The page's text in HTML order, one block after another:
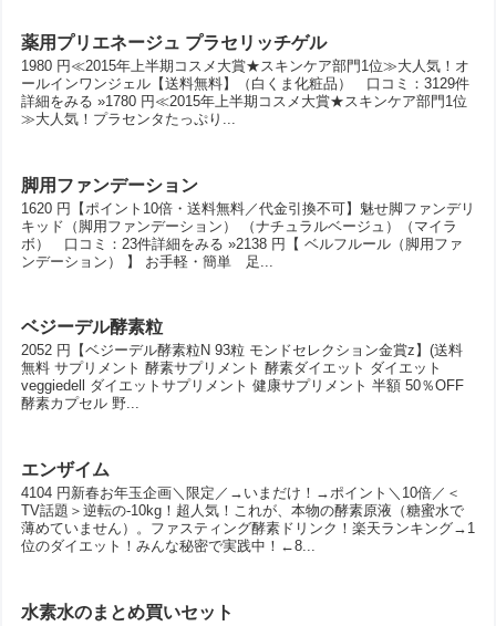
薬用プリエネージュ プラセリッチゲル
1980 円≪2015年上半期コスメ大賞★スキンケア部門1位≫大人気！オ
ールインワンジェル【送料無料】（白くま化粧品） 口コミ：3129件
詳細をみる »1780 円≪2015年上半期コスメ大賞★スキンケア部門1位
≫大人気！プラセンタたっぷり...
脚用ファンデーション
1620 円【ポイント10倍・送料無料／代金引換不可】魅せ脚ファンデリ
キッド（脚用ファンデーション） （ナチュラルベージュ）（マイラ
ボ） 口コミ：23件詳細をみる »2138 円【 ベルフルール（脚用ファ
ンデーション） 】 お手軽・簡単 足...
ベジーデル酵素粒
2052 円【ベジーデル酵素粒N 93粒 モンドセレクション金賞z】(送料
無料 サプリメント 酵素サプリメント 酵素ダイエット ダイエット
veggiedell ダイエットサプリメント 健康サプリメント 半額 50％OFF
酵素カプセル 野...
エンザイム
4104 円新春お年玉企画＼限定／→いまだけ！→ポイント＼10倍／＜
TV話題＞逆転の-10kg！超人気！これが、本物の酵素原液（糖蜜水で
薄めていません）。ファスティング酵素ドリンク！楽天ランキング→1
位のダイエット！みんな秘密で実践中！←8...
水素水のまとめ買いセット